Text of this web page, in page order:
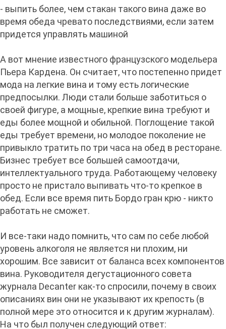
- выпить более, чем стакан такого вина даже во
время обеда чревато последствиями, если затем
придется управлять машиной
А вот мнение известного французского модельера
Пьера Кардена. Он считает, что постепенно придет
мода на легкие вина и тому есть логические
предпосылки. Люди стали больше заботиться о
своей фигуре, а мощные, крепкие вина требуют и
еды более мощной и обильной. Поглощение такой
еды требует времени, но молодое поколение не
привыкло тратить по три часа на обед в ресторане.
Бизнес требует все большей самоотдачи,
интеллектуального труда. Работающему человеку
просто не пристало выпивать что-то крепкое в
обед. Если все время пить Бордо гран крю - никто
работать не сможет.
И все-таки надо помнить, что сам по себе любой
уровень алкоголя не является ни плохим, ни
хорошим. Все зависит от баланса всех компонентов
вина. Руководителя дегустационного совета
журнала Decantеr как-то спросили, почему в своих
описаниях вин они не указывают их крепость (в
полной мере это относится и к другим журналам).
На что был получен следующий ответ: